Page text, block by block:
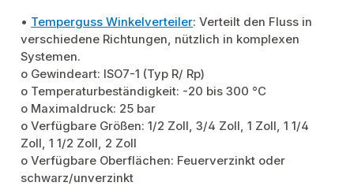
• Temperguss Winkelverteiler: Verteilt den Fluss in
verschiedene Richtungen, nützlich in komplexen
Systemen.
o Gewindeart: ISO7-1 (Typ R/ Rp)
o Temperaturbeständigkeit: -20 bis 300 °C
o Maximaldruck: 25 bar
o Verfügbare Größen: 1/2 Zoll, 3/4 Zoll, 1 Zoll, 1 1/4
Zoll, 1 1/2 Zoll, 2 Zoll
o Verfügbare Oberflächen: Feuerverzinkt oder
schwarz/unverzinkt